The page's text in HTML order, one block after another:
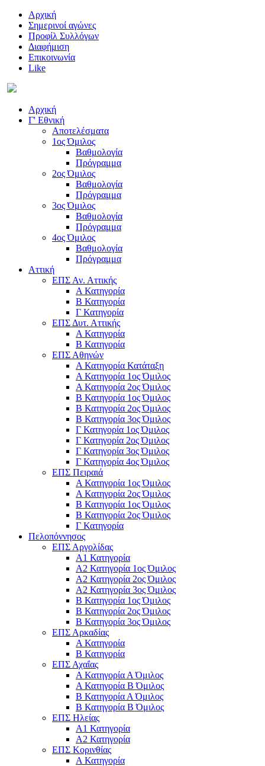
Αρχική
Σημερινοί αγώνες
Προφίλ Συλλόγων
Διαφήμιση
Επικοινωνία
Like
Αρχική
Γ' Εθνική
Αποτελέσματα
1ος Όμιλος
Βαθμολογία
Πρόγραμμα
2ος Όμιλος
Βαθμολογία
Πρόγραμμα
3ος Όμιλος
Βαθμολογία
Πρόγραμμα
4ος Όμιλος
Βαθμολογία
Πρόγραμμα
Αττική
ΕΠΣ Αν. Αττικής
Α Κατηγορία
Β Κατηγορία
Γ Κατηγορία
ΕΠΣ Δυτ. Αττικής
Α Κατηγορία
Β Κατηγορία
ΕΠΣ Αθηνών
Α Κατηγορία Κατάταξη
Α Κατηγορία 1ος Όμιλος
Α Κατηγορία 2ος Όμιλος
Β Κατηγορία 1ος Όμιλος
Β Κατηγορία 2ος Όμιλος
Β Κατηγορία 3ος Όμιλος
Γ Κατηγορία 1ος Όμιλος
Γ Κατηγορία 2ος Όμιλος
Γ Κατηγορία 3ος Όμιλος
Γ Κατηγορία 4ος Όμιλος
ΕΠΣ Πειραιά
Α Κατηγορία 1ος Όμιλος
Α Κατηγορία 2ος Όμιλος
Β Κατηγορία 1ος Όμιλος
Β Κατηγορία 2ος Όμιλος
Γ Κατηγορία
Πελοπόννησος
ΕΠΣ Αργολίδας
Α1 Κατηγορία
Α2 Κατηγορία 1ος Όμιλος
Α2 Κατηγορία 2ος Όμιλος
Α2 Κατηγορία 3ος Όμιλος
Β Κατηγορία 1ος Όμιλος
Β Κατηγορία 2ος Όμιλος
Β Κατηγορία 3ος Όμιλος
ΕΠΣ Αρκαδίας
Α Κατηγορία
Β Κατηγορία
ΕΠΣ Αχαΐας
Α Κατηγορία Α Όμιλος
Α Κατηγορία Β Όμιλος
Β Κατηγορία Α Όμιλος
Β Κατηγορία Β Όμιλος
ΕΠΣ Ηλείας
Α1 Κατηγορία
Α2 Κατηγορία
ΕΠΣ Κορινθίας
Α Κατηγορία